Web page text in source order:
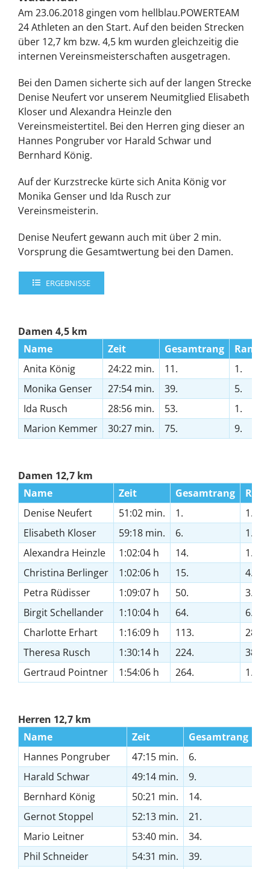
Am 23.06.2018 gingen vom hellblau.POWERTEAM
24 Athleten an den Start. Auf den beiden Strecken
über 12,7 km bzw. 4,5 km wurden gleichzeitig die
internen Vereinsmeisterschaften ausgetragen.
Bei den Damen sicherte sich auf der langen Strecke
Denise Neufert vor unserem Neumitglied Elisabeth
Kloser und Alexandra Heinzle den
Vereinsmeistertitel. Bei den Herren ging dieser an
Hannes Pongruber vor Harald Schwar und
Bernhard König.
Auf der Kurzstrecke kürte sich Anita König vor
Monika Genser und Ida Rusch zur
Vereinsmeisterin.
Denise Neufert gewann auch mit über 2 min.
Vorsprung die Gesamtwertung bei den Damen.
ERGEBNISSE
Damen 4,5 km
Name
Zeit Gesamtrang
Rang
Anita König
24:22 min. 11.
1.
Monika Genser
27:54 min. 39.
5.
Ida Rusch
28:56 min. 53.
1.
Marion Kemmer
30:27 min. 75. 9.
Damen 12,7 km
Name
Zeit Gesamtrang
Denise Neufert
51:02 min. 1.
1.
Elisabeth Kloser
59:18 min. 6.
1.
Alexandra Heinzle
1:02:04 h 14.
1.
Christina Berlinger
1:02:06 h 15.
4.
Petra Rüdisser
1:09:07 h 50.
3.
Birgit Schellander
1:10:04 h 64.
6.
Charlotte Erhart
1:16:09 h 113.
28.
Theresa Rusch
1:30:14 h 224.
38.
Gertraud Pointner
1:54:06 h 264. 1.
Herren 12,7 km
Name
Zeit Gesamtrang
Hannes Pongruber
47:15 min. 6.
Harald Schwar
49:14 min. 9.
Bernhard König
50:21 min. 14.
Gernot Stoppel
52:13 min. 21.
Mario Leitner
53:40 min. 34.
Phil Schneider
54:31 min. 39.